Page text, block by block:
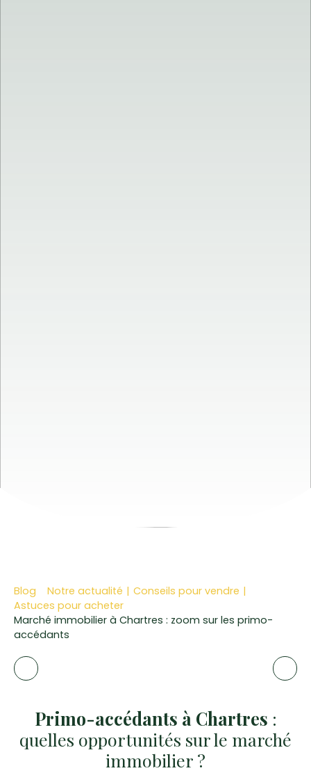
Blog Notre actualité | Conseils pour vendre |
Astuces pour acheter
Marché immobilier à Chartres : zoom sur les primo-
accédants
Primo-accédants à Chartres :
quelles opportunités sur le marché
immobilier ?